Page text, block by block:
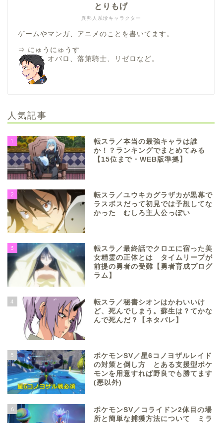
異邦人系珍キャラクター
とりもげ
ゲームやマンガ、アニメのことを書いてます。
⇒ にゅうにゅうす
オバロ、落第騎士、リゼロなど。
人気記事
1
転スラ／本当の最強キャラは誰
か！？ランキングでまとめてみる
【15位まで・WEB版準拠】
2
転スラ／ユウキカグラザカが黒幕で
ラスボスだって初見では予想してな
かった むしろ主人公っぽい
3
転スラ／最終話でクロエに宿った美
女精霊の正体とは タイムリープが
前提の勇者の受難【勇者育成プログ
ラム】
4
転スラ／秘書シオンはかわいいけ
ど、死んでしまう。蘇生は？てかな
んで死んだ？【ネタバレ】
5
ポケモンSV／星6コノヨザルレイド
の対策と倒し方 とある支援型ポケ
モンを用意すれば野良でも勝てます
(悪以外)
6
ポケモンSV／コライドン2体目の場
所と簡単な捕獲方法について ミラ